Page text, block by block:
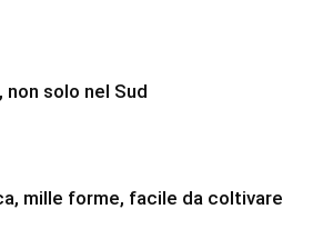
non solo nel Sud
mille forme, facile da coltivare